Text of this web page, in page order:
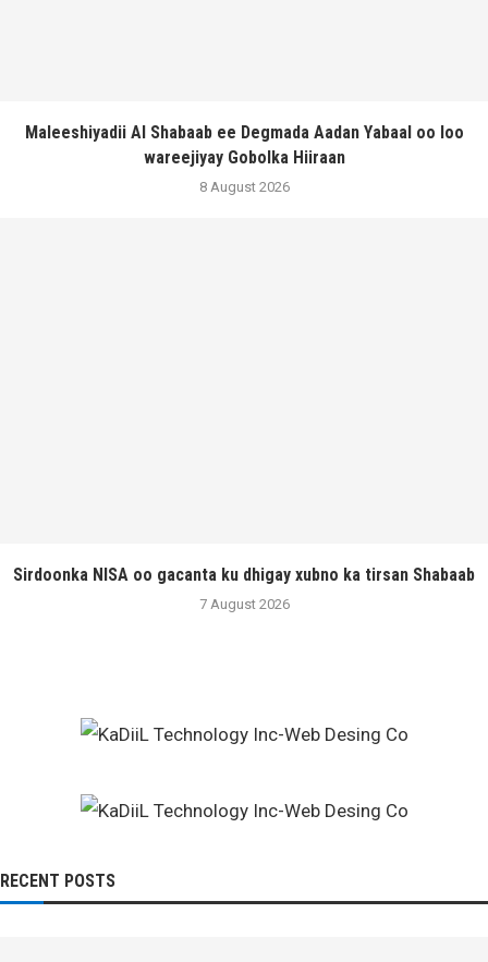
Maleeshiyadii Al Shabaab ee Degmada Aadan Yabaal oo loo
wareejiyay Gobolka Hiiraan
8 August 2026
Sirdoonka NISA oo gacanta ku dhigay xubno ka tirsan Shabaab
7 August 2026
RECENT POSTS